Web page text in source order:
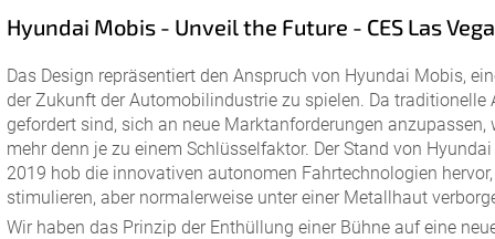
Hyundai Mobis - Unveil the Future - CES Las
Das Design repräsentiert den Anspruch von Hyundai Mobis,
der Zukunft der Automobilindustrie zu spielen. Da traditionelle
gefordert sind, sich an neue Marktanforderungen anzupassen,
mehr denn je zu einem Schlüsselfaktor. Der Stand von
2019 hob die innovativen autonomen Fahrtechnologien
stimulieren, aber normalerweise unter einer Metallhaut
Wir haben das Prinzip der Enthüllung einer Bühne auf eine